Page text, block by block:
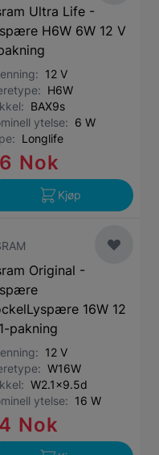
Ultra Life -
H6W 6W 12 V
12 V
H6W
BAX9s
ytelse: 6 W
Longlife
Nok
Kjøp
Original -
16W 12
pakning
12 V
W16W
W2.1x9.5d
ytelse: 16 W
Nok